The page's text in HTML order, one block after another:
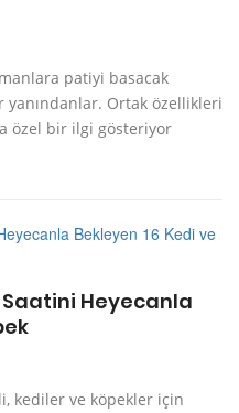
patiyi basacak
Ortak özellikleri
özel bir ilgi gösteriyor
Saatini Heyecanla
kediler ve köpekler için